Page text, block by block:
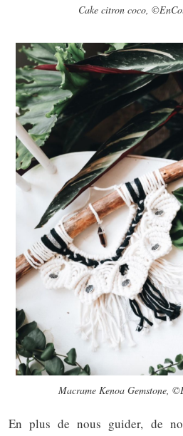
Cake citron coco,
Macrame Kenoa Gemstone,
En plus de nous guider, de